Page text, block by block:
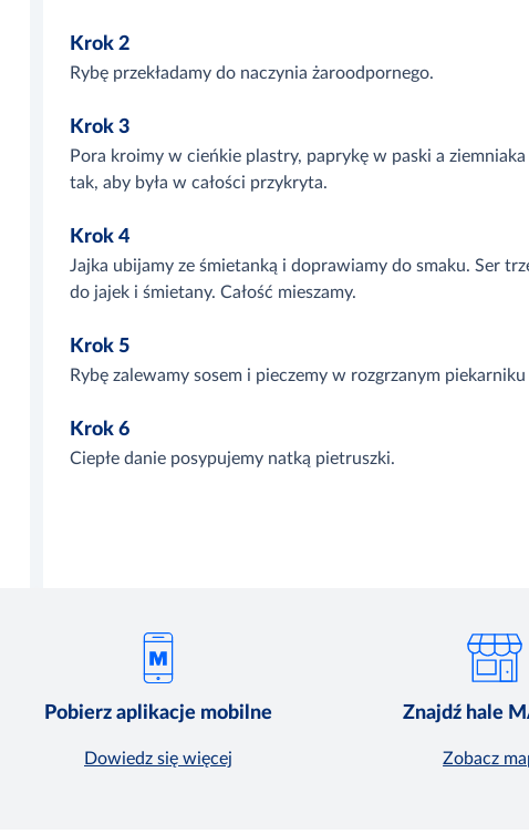
Krok 2
Rybę przekładamy do naczynia żaroodpornego.
Krok 3
Pora kroimy w cieńkie plastry, paprykę w paski a
tak, aby była w całości przykryta.
Krok 4
Jajka ubijamy ze śmietanką i doprawiamy do smaku. Ser
do jajek i śmietany. Całość mieszamy.
Krok 5
Rybę zalewamy sosem i pieczemy w rozgrzanym
Krok 6
Ciepłe danie posypujemy natką pietruszki.
Pobierz aplikacje mobilne
Dowiedz się więcej
Znajdź hale
Zobacz